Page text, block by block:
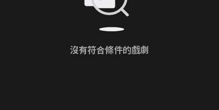
沒有符合條件的戲劇